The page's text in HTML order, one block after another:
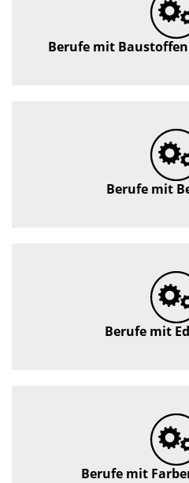
Berufe mit
Berufe mit
Berufe mit
Berufe mit